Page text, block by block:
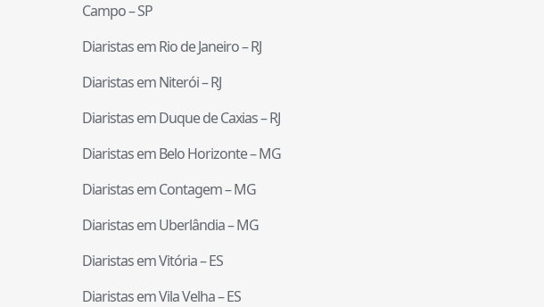
Campo–SP
Diaristas emRio de Janeiro–RJ
Diaristas emNiterói–RJ
Diaristas emDuque de Caxias–RJ
Diaristas emBelo Horizonte–MG
Diaristas emContagem–MG
Diaristas emUberlândia–MG
Diaristas emVitória–ES
Diaristas emVila Velha–ES